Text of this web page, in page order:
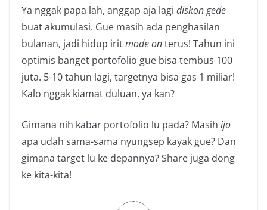
Ya nggak papa lah, anggap aja lagi diskon gede
buat akumulasi. Gue masih ada penghasilan
bulanan, jadi hidup iritmode onterus! Tahun ini
optimis banget portofolio gue bisa tembus 100
juta. 5-10 tahun lagi, targetnya bisa gas 1 miliar!
Kalo nggak kiamat duluan, ya kan?
Gimana nih kabar portofolio lu pada? Masih ijo
apa udah sama-sama nyungsep kayak gue? Dan
gimana target lu ke depannya? Share juga dong
ke kita-kita!